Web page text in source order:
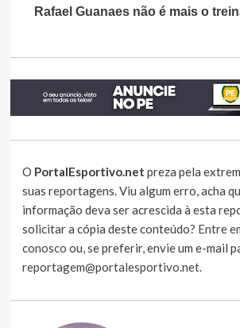
Rafael Guanaes não é mais o
O PortalEsportivo.net preza pela
suas reportagens. Viu algum erro, acha
informação deva ser acrescida à esta
solicitar a cópia deste conteúdo? Entre
conosco ou, se preferir, envie um e-mail
reportagem@portalesportivo.net.